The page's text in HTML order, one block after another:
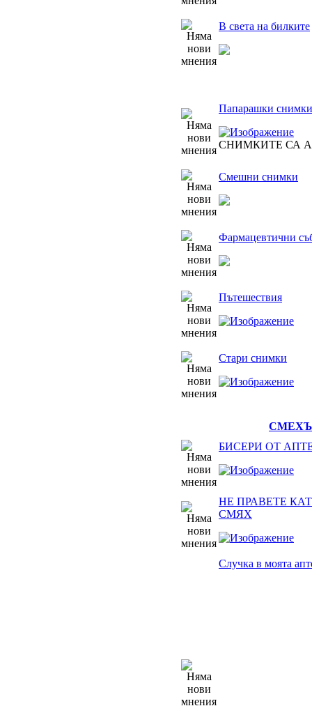
В света на билките
Папарашки снимки
СНИМКИТЕ СА
Смешни снимки
Фармацевтични
Пътешествия
Стари снимки
БИСЕРИ ОТ
НЕ ПРАВЕТЕ
СМЯХ
Случка в моята